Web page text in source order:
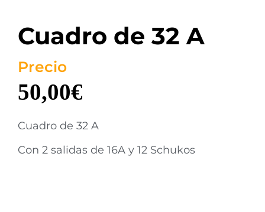
Cuadro de 32 A
Precio
50,00€
Cuadro de 32 A
Con 2 salidas de 16A y 12 Schukos